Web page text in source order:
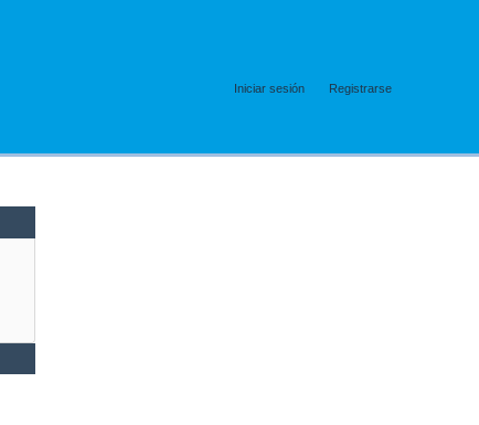
Iniciar sesión Registrarse